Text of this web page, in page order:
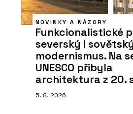
NOVINKY A NÁZORY
Funkcionalistické
severský i sovětský
modernismus. Na
UNESCO přibyla
architektura z 20.
5. 8. 2026